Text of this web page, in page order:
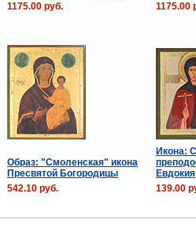
1175.00 руб.
1175.00
Образ: "Смоленская" икона
Пресвятой Богородицы
Икона:
Евдокия
542.10 руб.
139.00